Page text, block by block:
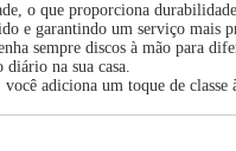
o que proporciona
e garantindo um serviço mais
sempre discos à mão para
diário na sua casa.
adiciona um toque de classe